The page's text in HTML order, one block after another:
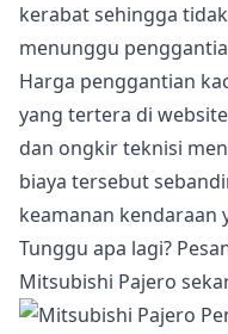
kerabat sehingga
menunggu
Harga penggantian
yang tertera di
dan ongkir teknisi
biaya tersebut
keamanan kendaraan
Tunggu apa lagi?
Mitsubishi Pajero